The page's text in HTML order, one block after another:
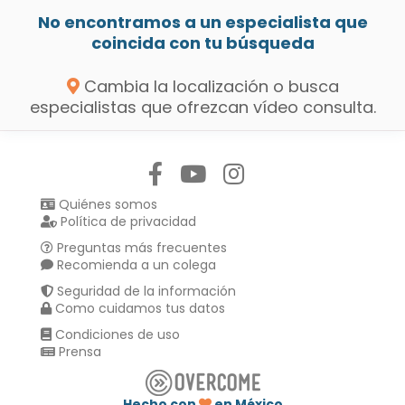
No encontramos a un especialista que
coincida con tu búsqueda
Cambia la localización o busca
especialistas que ofrezcan vídeo consulta.
Quiénes somos
Política de privacidad
Preguntas más frecuentes
Recomienda a un colega
Seguridad de la información
Como cuidamos tus datos
Condiciones de uso
Prensa